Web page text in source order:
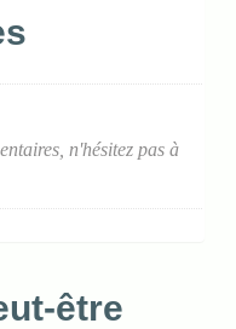
n'hésitez pas à
être